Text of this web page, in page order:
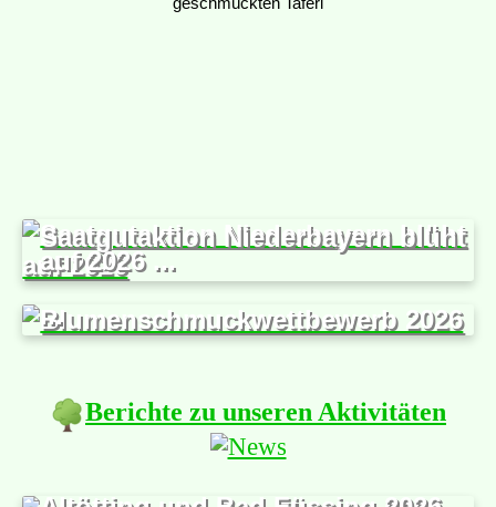
Saatgutaktion Niederbayern blüht
auf 2026 ...
Blumenschmuckwettbewerb 2026
...
Berichte zu unseren Aktivitäten